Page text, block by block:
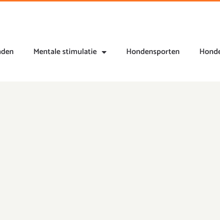
Mentale stimulatie Hondensporten